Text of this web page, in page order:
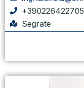
+390226422705
Segrate